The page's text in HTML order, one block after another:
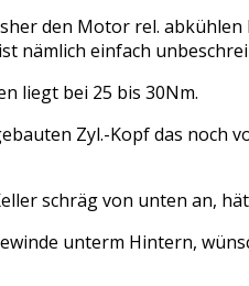
den Motor rel.
nämlich einfach
liegt bei 25 bis 30Nm.
Zyl.-Kopf das noch
schräg von unten an,
unterm Hintern,